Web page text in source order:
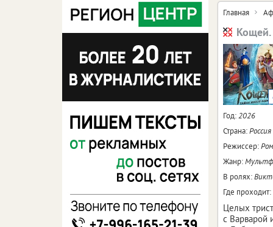
Главная
Год:2026
Страна:Россия
Режиссер:
Жанр:
В ролях:
Где проходит:
Целых
с Варварой